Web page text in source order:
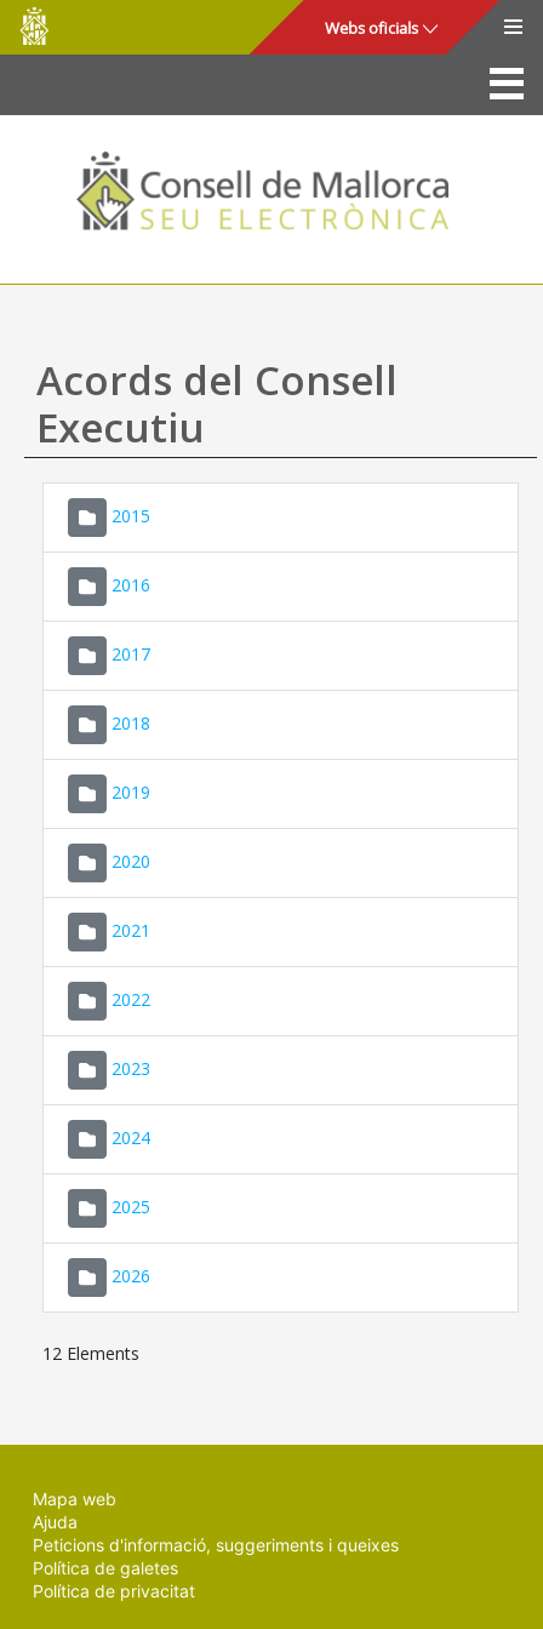
Salta al contingut principal
Consell
de
Mallorca
Webs oficials
La Seu
Consell de Mallorca
Accés i seguretat
Utilitats
Ajuda
Acords del Consell
Executiu
2015
2016
2017
2018
2019
2020
2021
2022
2023
2024
2025
2026
12 Elements
Mapa web
Ajuda
Peticions d'informació, suggeriments i queixes
Política de galetes
Política de privacitat